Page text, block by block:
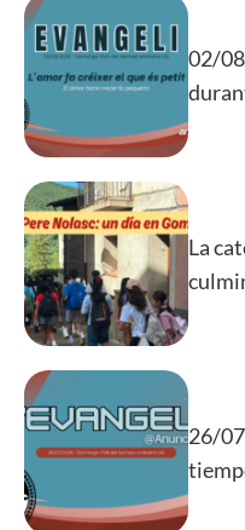
02/
La
26/